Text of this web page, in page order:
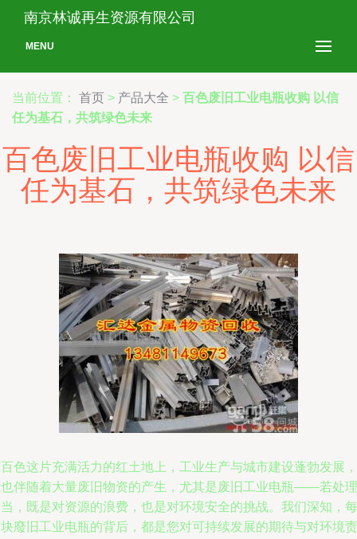
南京林诚再生资源有限公司
MENU
当前位置： 首页 > 产品大全 > 百色废旧工业电瓶收购 以信
任为基石，共筑绿色未来
百色废旧工业电瓶收购 以信
任为基石，共筑绿色未来
色这片充满活力的红土地上，工业生产与城市建设蓬勃发展，
伴随着大量废旧物资的产生，尤其是废旧工业电瓶——若处理
，既是对资源的浪费，也是对环境安全的挑战。我们深知，每
廢旧工业电瓶的背后，都是您对可持续发展的期待与对环境责